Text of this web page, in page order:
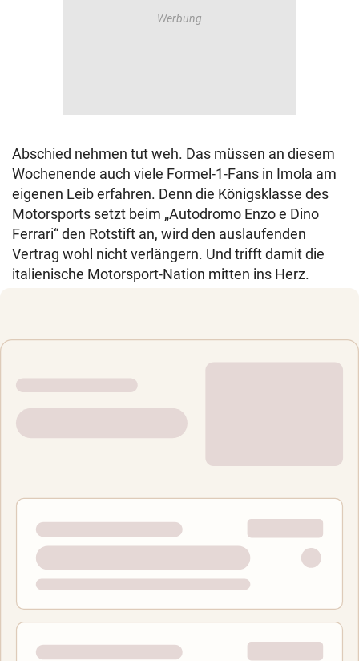
Abschied nehmen tut weh. Das müssen an diesem
Wochenende auch viele Formel-1-Fans in Imola am
eigenen Leib erfahren. Denn die Königsklasse des
Motorsports setzt beim „Autodromo Enzo e Dino
Ferrari“ den Rotstift an, wird den auslaufenden
Vertrag wohl nicht verlängern. Und trifft damit die
italienische Motorsport-Nation mitten ins Herz.